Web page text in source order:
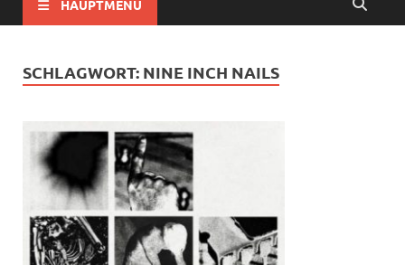
HAUPTMENÜ
SCHLAGWORT: NINE INCH NAILS